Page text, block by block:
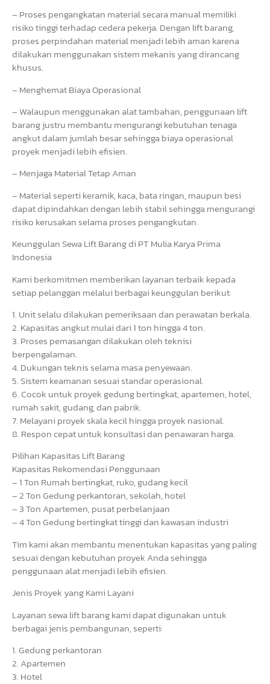
– Proses pengangkatan material secara manual memiliki
risiko tinggi terhadap cedera pekerja. Dengan lift barang,
proses perpindahan material menjadi lebih aman karena
dilakukan menggunakan sistem mekanis yang dirancang
khusus.
– Menghemat Biaya Operasional
– Walaupun menggunakan alat tambahan, penggunaan lift
barang justru membantu mengurangi kebutuhan tenaga
angkut dalam jumlah besar sehingga biaya operasional
proyek menjadi lebih efisien.
– Menjaga Material Tetap Aman
– Material seperti keramik, kaca, bata ringan, maupun besi
dapat dipindahkan dengan lebih stabil sehingga mengurangi
risiko kerusakan selama proses pengangkutan.
Keunggulan Sewa Lift Barang di PT Mulia Karya Prima
Indonesia
Kami berkomitmen memberikan layanan terbaik kepada
setiap pelanggan melalui berbagai keunggulan berikut:
1. Unit selalu dilakukan pemeriksaan dan perawatan berkala.
2. Kapasitas angkut mulai dari 1 ton hingga 4 ton.
3. Proses pemasangan dilakukan oleh teknisi
berpengalaman.
4. Dukungan teknis selama masa penyewaan.
5. Sistem keamanan sesuai standar operasional.
6. Cocok untuk proyek gedung bertingkat, apartemen, hotel,
rumah sakit, gudang, dan pabrik.
7. Melayani proyek skala kecil hingga proyek nasional.
8. Respon cepat untuk konsultasi dan penawaran harga.
Pilihan Kapasitas Lift Barang
Kapasitas Rekomendasi Penggunaan
– 1 Ton Rumah bertingkat, ruko, gudang kecil
– 2 Ton Gedung perkantoran, sekolah, hotel
– 3 Ton Apartemen, pusat perbelanjaan
– 4 Ton Gedung bertingkat tinggi dan kawasan industri
Tim kami akan membantu menentukan kapasitas yang paling
sesuai dengan kebutuhan proyek Anda sehingga
penggunaan alat menjadi lebih efisien.
Jenis Proyek yang Kami Layani
Layanan sewa lift barang kami dapat digunakan untuk
berbagai jenis pembangunan, seperti:
1. Gedung perkantoran
2. Apartemen
3. Hotel